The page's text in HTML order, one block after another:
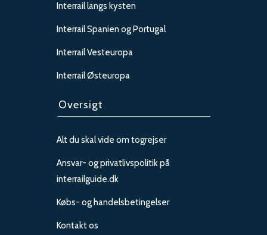
Interrail langs kysten
Interrail Spanien og Portugal
Interrail Vesteuropa
Interrail Østeuropa
Oversigt
Alt du skal vide om togrejser
Ansvar- og privatlivspolitik på
interrailguide.dk
Købs- og handelsbetingelser
Kontakt os